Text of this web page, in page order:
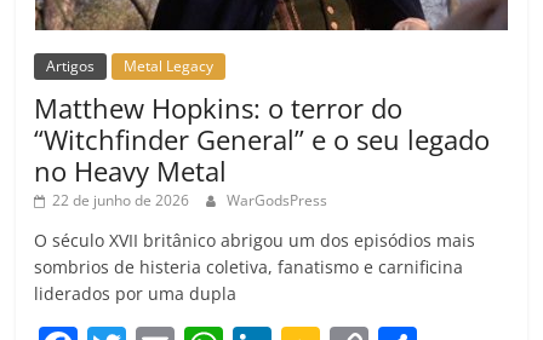
Artigos Metal Legacy
Matthew Hopkins: o terror do
“Witchfinder General” e o seu legado
no Heavy Metal
22 de junho de 2026 WarGodsPress
O século XVII britânico abrigou um dos episódios mais
sombrios de histeria coletiva, fanatismo e carnificina
liderados por uma dupla